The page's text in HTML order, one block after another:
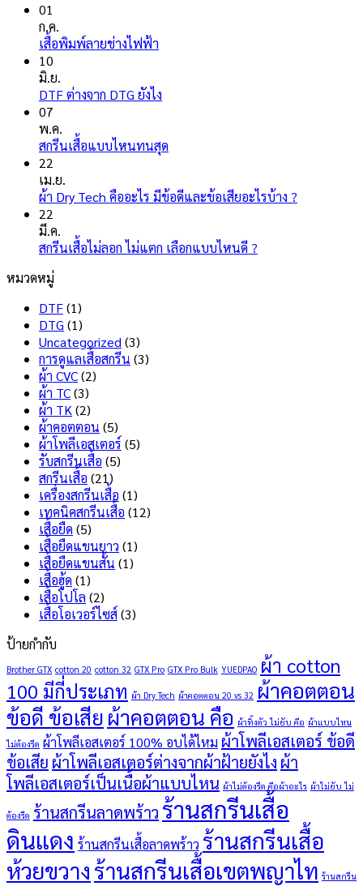
01
ก.ค.
เสื้อพิมพ์ลายช่างไฟฟ้า
บน
ลาย
ช่างไฟ
10
มิ.ย.
DTF ต่างจาก DTG ยังไง
บน
จาก
ไง
07
พ.ค.
สกรีนเสื้อแบบไหนทนสุด
บน
แบบ
22
เม.ย.
ผ้า Dry Tech คืออะไร มีข้อดีและข้อเสียอะไรบ้าง ?
22
มี.ค.
สกรีนเสื้อไม่ลอก ไม่แตก เลือกแบบไหนดี ?
หมวดหมู่
DTF(1)
DTG (1)
Uncategorized (3)
การดูแลเสื้อสกรีน (3)
ผ้า CVC(2)
ผ้า TC(3)
ผ้า TK (2)
ผ้าคอตตอน (5)
ผ้าโพลีเอสเตอร์ (5)
รับสกรีนเสื้อ (5)
สกรีนเสื้อ (21)
เครื่องสกรีนเสื้อ (1)
เทคนิคสกรีนเสื้อ (12)
เสื้อยืด (5)
เสื้อยืดแขนยาว (1)
เสื้อยืดแขนสั้น (1)
เสื้อฮู้ด (1)
เสื้อโปโล (2)
เสื้อโอเวอร์ไซส์(3)
ป้ายกำกับ
Brother GTX cotton 20 cotton 32 GTX Pro GTX Pro Bulk YUEDPAO ผ้า cotton
100 มีกี่ประเภท ผ้า Dry Tech ผ้าคอตตอน 20 vs 32 ผ้าคอตตอน
ข้อดี ข้อเสีย ผ้าคอตตอน คือ ผ้าทิ้งตัว ไม่ยับ คือ ผ้าแบบไหน
ไม่ต้องรีด ผ้าโพลีเอสเตอร์ 100% อบได้ไหม ผ้าโพลีเอสเตอร์ ข้อดี
ข้อเสีย ผ้าโพลีเอสเตอร์ต่างจากผ้าฝ้ายยังไง ผ้า
โพลีเอสเตอร์เป็นเนื้อผ้าแบบไหน ผ้าไม่ต้องรีด คือผ้าอะไร ผ้าไม่ยับ ไม่
ต้องรีด ร้านสกรีนลาดพร้าว ร้านสกรีนเสื้อ
ดินแดง ร้านสกรีนเสื้อลาดพร้าว ร้านสกรีนเสื้อ
ห้วยขวางร้านสกรีนเสื้อเขตพญาไท ร้านสกรีน